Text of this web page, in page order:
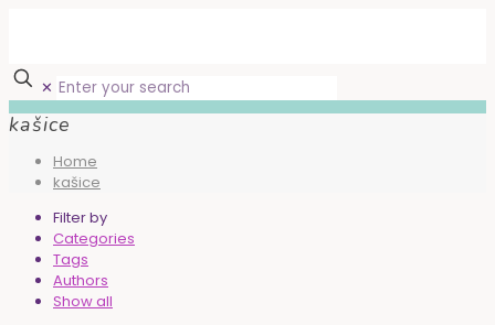
✕
kašice
Home
kašice
Filter by
Categories
Tags
Authors
Show all